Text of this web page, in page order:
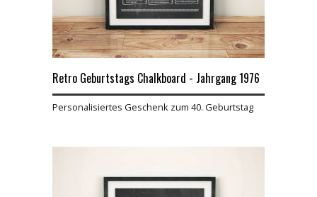
Retro Geburtstags Chalkboard - Jahrgang 1976
Personalisiertes Geschenk zum 40. Geburtstag